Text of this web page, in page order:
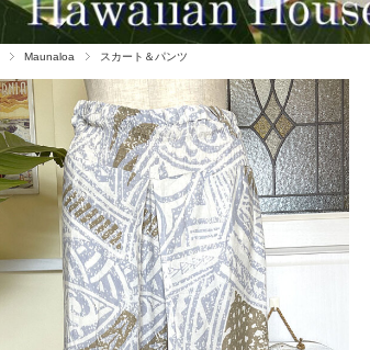
Maunaloa スカート＆パンツ